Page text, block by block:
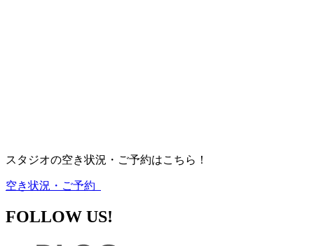
スタジオの空き状況・ご予約はこちら！
空き状況・ご予約
FOLLOW US!